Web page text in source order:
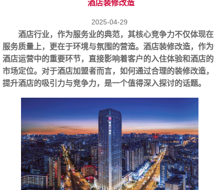
酒店装修改造
2025-04-29
酒店行业，作为服务业的典范，其核心竞争力不仅体现在
服务质量上，更在于环境与氛围的营造。酒店装修改造，作为
酒店运营中的重要环节，直接影响着客户的入住体验和酒店的
市场定位。对于酒店加盟者而言，如何通过合理的装修改造，
提升酒店的吸引力与竞争力，是一个值得深入探讨的话题。